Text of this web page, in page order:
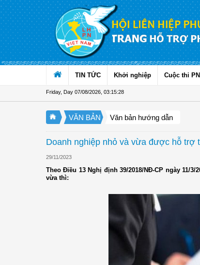
Skip to Content
TIN TỨC Khởi nghiệp Cuộc thi
Friday, Day 07/08/2026 03:15:28
VĂN BẢN Văn bản hướng dẫn
Doanh nghiệp nhỏ và vừa được hỗ trợ
29/11/2023
Theo Điều 13 Nghị định 39/2018/NĐ-CP ngày 11/
vừa thì: